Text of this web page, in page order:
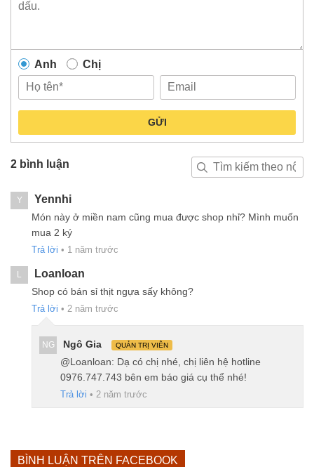
Anh Chị
GỬI
2 bình luận
Y Yennhi
Món này ở miền nam cũng mua được shop nhỉ? Mình muốn
mua 2 ký
Trả lời • 1 năm trước
L Loanloan
Shop có bán sỉ thịt ngựa sấy không?
Trả lời • 2 năm trước
NG Ngô Gia QUẢN TRỊ VIÊN
@Loanloan: Dạ có chị nhé, chị liên hệ hotline
0976.747.743 bên em báo giá cụ thể nhé!
Trả lời • 2 năm trước
BÌNH LUẬN TRÊN FACEBOOK